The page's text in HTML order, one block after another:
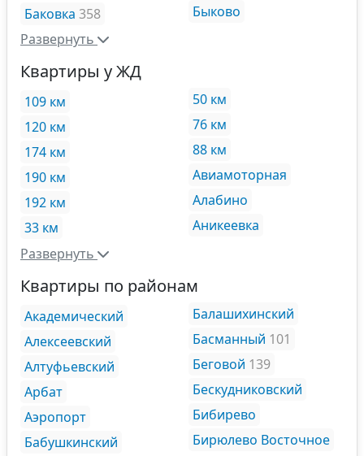
Баковка 358
Быково
Развернуть
Квартиры у ЖД
109 км
120 км
174 км
190 км
192 км
33 км
50 км
76 км
88 км
Авиамоторная
Алабино
Аникеевка
Развернуть
Квартиры по районам
Академический
Алексеевский
Алтуфьевский
Арбат
Аэропорт
Бабушкинский
Балашихинский
Басманный 101
Беговой 139
Бескудниковский
Бибирево
Бирюлево Восточное